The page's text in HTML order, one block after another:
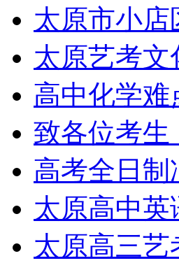
太原市小
太原艺考
高中化学
致各位考生
高考全日
太原高中英
太原高三